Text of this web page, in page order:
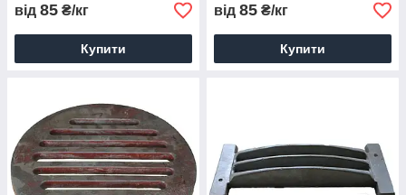
від 85 ₴/кг
Купити
від 85 ₴/кг
Купити